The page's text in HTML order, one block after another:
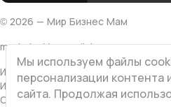
© 2026 — Мир Бизнес Мам
made by Vesna.click
ИП Хатамова Л.В
ИНН 616501203767
ОГРНИП 308616522400063
Мы используем файлы
персонализации контента
сайта. Продолжая